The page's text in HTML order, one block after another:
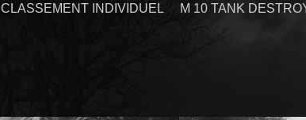
CLASSEMENT INDIVIDUEL M 10 TANK